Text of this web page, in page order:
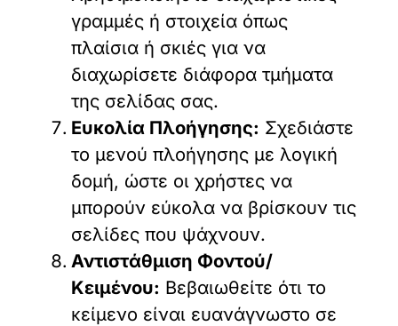
γραμμές ή στοιχεία όπως
πλαίσια ή σκιές για να
διαχωρίσετε διάφορα τμήματα
της σελίδας σας.
Ευκολία Πλοήγησης: Σχεδιάστε
το μενού πλοήγησης με λογική
δομή, ώστε οι χρήστες να
μπορούν εύκολα να βρίσκουν τις
σελίδες που ψάχνουν.
Αντιστάθμιση Φοντού/
Κειμένου: Βεβαιωθείτε ότι το
κείμενο είναι ευανάγνωστο σε